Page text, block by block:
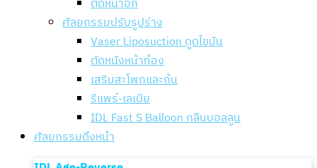
ศัลยกรรมปรับรูปร่าง
Vaser Liposuction ดูดไขมัน
ตัดหนังหน้าท้อง
เสริมสะโพกและก้น
รีแพร์-เลเบีย
IDL Fast S Balloon กลืนบอลลูน
ศัลยกรรมดึงหน้า